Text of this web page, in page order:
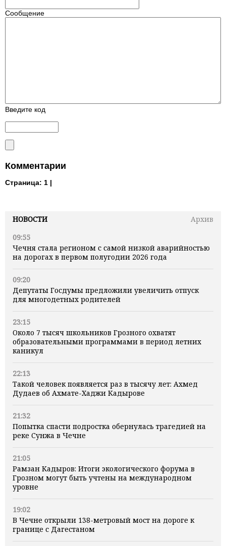
НОВОСТИ
Архив
09:55
Чечня стала регионом с самой низкой аварийностью
на дорогах в первом полугодии 2026 года
09:20
Депутаты Госдумы предложили увеличить отпуск
для многодетных родителей
23:15
Около 7 тысяч школьников Грозного охватят
образовательными программами в период летних
каникул
22:13
Такой человек появляется раз в тысячу лет: Ахмед
Дудаев об Ахмате-Хаджи Кадырове
21:32
Попытка спасти подростка обернулась трагедией на
реке Сунжа в Чечне
21:05
Рамзан Кадыров: Итоги экологического форума в
Грозном могут быть учтены на международном
уровне
19:02
В Чечне открыли 138-метровый мост на дороге к
границе с Дагестаном
Сообщение
Введите код
Комментарии
Страница: 1 |